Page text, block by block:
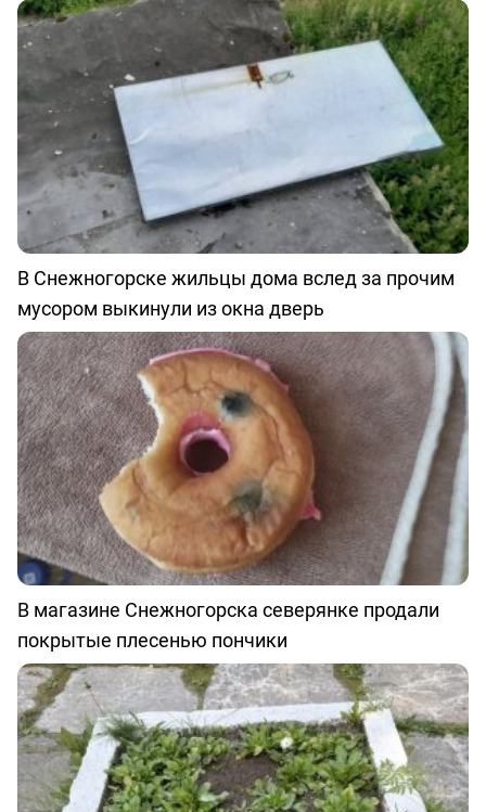
В Снежногорске жильцы дома вслед за прочим
мусором выкинули из окна дверь
В магазине Снежногорска северянке продали
покрытые плесенью пончики